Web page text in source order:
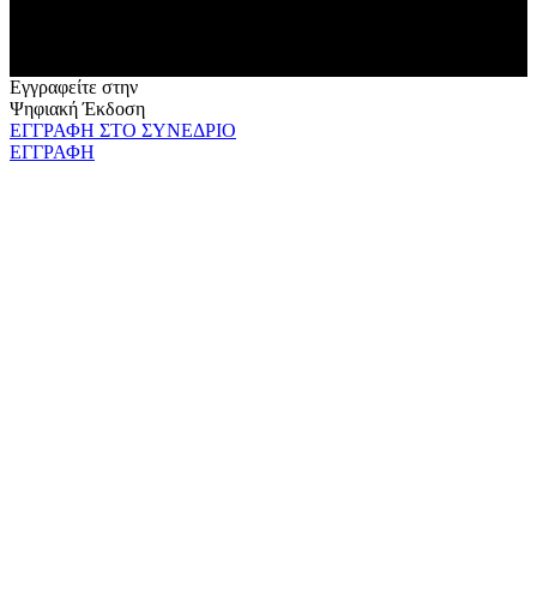
Εγγραφείτε στην
Ψηφιακή Έκδοση
ΕΓΓΡΑΦΗ ΣΤΟ ΣΥΝΕΔΡΙΟ
ΕΓΓΡΑΦΗ